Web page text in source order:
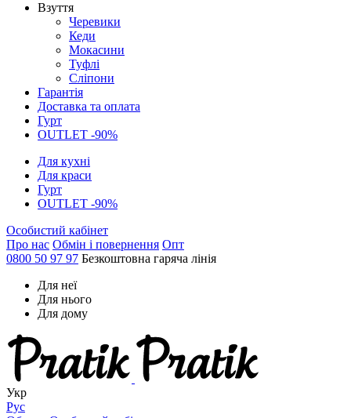
Взуття
Черевики
Кеди
Мокасини
Туфлі
Сліпони
Гарантія
Доставка та оплата
Гурт
OUTLET -90%
Для кухні
Для краси
Гурт
OUTLET -90%
Особистий кабінет
Про нас Обмін і повернення Опт
0800 50 97 97 Безкоштовна гаряча лінія
Для неї
Для нього
Для дому
Укр
Рус